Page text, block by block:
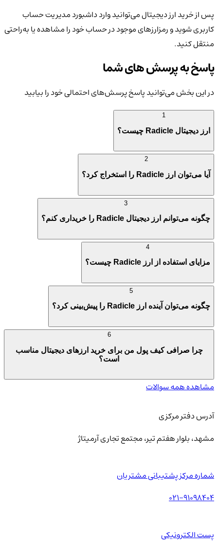
پس از خرید ارز دیجیتال می‌توانید وارد داشبورد مدیریت حساب
کاربری شوید و رمزارزهای موجود در حساب خود را مشاهده یا به‌راحتی
منتقل کنید.
پاسخ به پرسش های شما
در این بخش می‌توانید پاسخ پرسش‌های احتمالی خود را بیابید
ارز دیجیتال Radicle چیست؟
آیا می‌توان ارز Radicle را استخراج کرد؟
چگونه می‌توانم ارز دیجیتال Radicle را خریداری کنم؟
مزایای استفاده از ارز Radicle چیست؟
چگونه می‌توان آینده ارز Radicle را پیش‌بینی کرد؟
چرا صرافی کیف پول من برای خرید ارزهای دیجیتال مناسب
است؟
مشاهده همه سوالات
آدرس دفتر مرکزی
مشهد، بلوار هفتم تیر، مجتمع تجاری آرمیتاژ
شماره مرکز پشتیبانی مشتریان
021-91098404
پست الکترونیکی